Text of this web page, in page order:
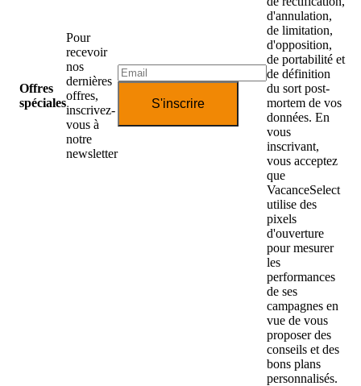
Offres
spéciales
Pour
recevoir
nos
dernières
offres,
inscrivez-
vous à
notre
newsletter
S'inscrire
d'annulation,
de limitation,
d'opposition,
de portabilité et
de définition
du sort post-
mortem de vos
données. En
vous
inscrivant,
vous acceptez
que
VacanceSelect
utilise des
pixels
d'ouverture
pour mesurer
les
performances
de ses
campagnes en
vue de vous
proposer des
conseils et des
bons plans
personnalisés.